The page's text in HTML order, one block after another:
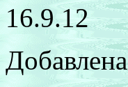
16.9.12